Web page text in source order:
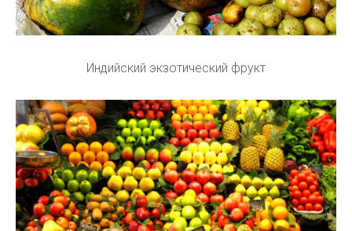
Индийский экзотический фрукт